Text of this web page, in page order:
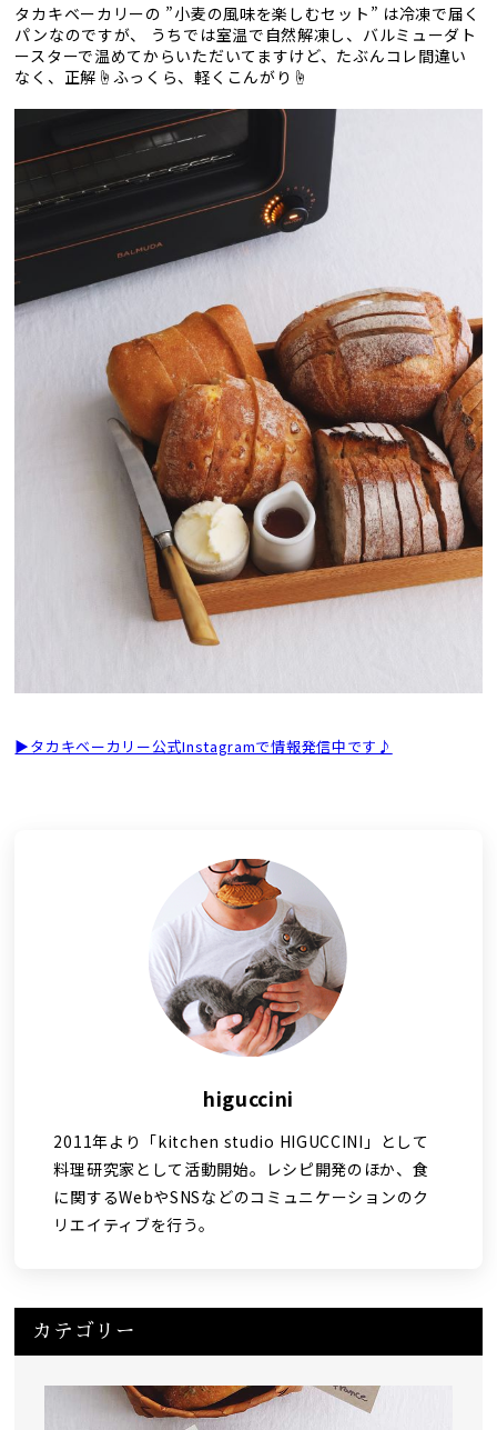
タカキベーカリーの ”小麦の風味を楽しむセット” は冷凍で届く
パンなのですが、 うちでは室温で自然解凍し、バルミューダト
ースターで温めてからいただいてますけど、たぶんコレ間違い
なく、正解☝ふっくら、軽くこんがり☝
▶タカキベーカリー公式Instagramで情報発信中です♪
higuccini
2011年より「kitchen studio HIGUCCINI」として
料理研究家として活動開始。レシピ開発のほか、食
に関するWebやSNSなどのコミュニケーションのク
リエイティブを行う。
カテゴリー